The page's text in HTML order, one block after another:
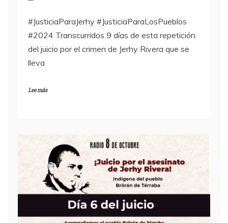
#JusticiaParaJerhy #JusticiaParaLosPueblos
#2024 Transcurridos 9 días de esta repetición
del juicio por el crimen de Jerhy Rivera que se
lleva
Lee más